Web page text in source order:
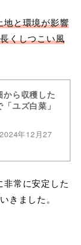
地と環境が影響
くしつこい風
から収穫した
ユズ白菜」
2024年12月27
常に安定した
きました。